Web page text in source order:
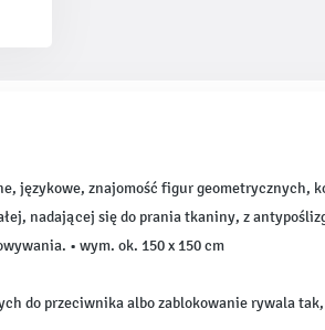
językowe, znajomość figur geometrycznych,
nadającej się do prania tkaniny, z
• wym. ok. 150 x 150 cm
do przeciwnika albo zablokowanie rywala